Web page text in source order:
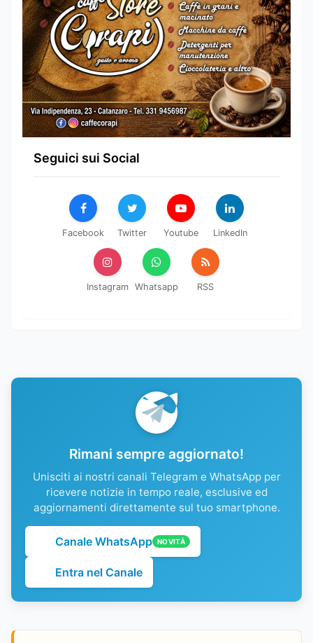
Seguici sui Social
Facebook Twitter Youtube LinkedIn
Instagram Whatsapp RSS
Rimani sempre aggiornato!
Unisciti ai nostri canali Telegram e WhatsApp per
ricevere notizie in tempo reale, esclusive ed
aggiornamenti direttamente sul tuo smartphone.
Canale WhatsApp NOVITÀ
Entra nel Canale